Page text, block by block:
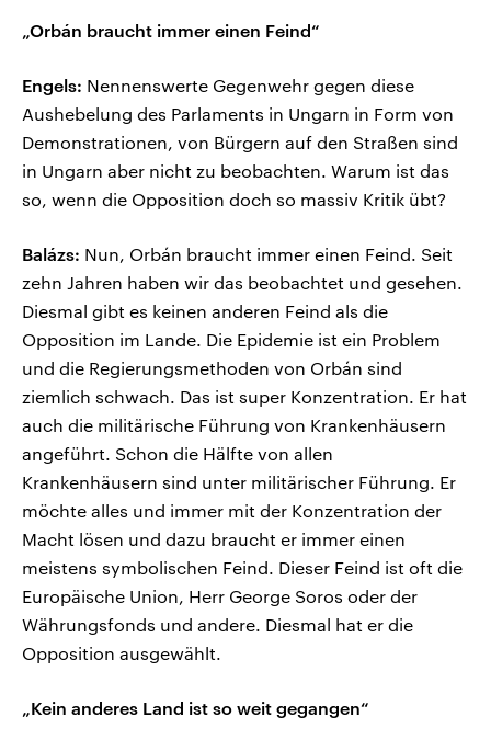
„Orbán braucht immer einen Feind“
Engels: Nennenswerte Gegenwehr gegen diese
Aushebelung des Parlaments in Ungarn in Form von
Demonstrationen, von Bürgern auf den Straßen sind
in Ungarn aber nicht zu beobachten. Warum ist das
so, wenn die Opposition doch so massiv Kritik übt?
Balázs: Nun, Orbán braucht immer einen Feind. Seit
zehn Jahren haben wir das beobachtet und gesehen.
Diesmal gibt es keinen anderen Feind als die
Opposition im Lande. Die Epidemie ist ein Problem
und die Regierungsmethoden von Orbán sind
ziemlich schwach. Das ist super Konzentration. Er hat
auch die militärische Führung von Krankenhäusern
angeführt. Schon die Hälfte von allen
Krankenhäusern sind unter militärischer Führung. Er
möchte alles und immer mit der Konzentration der
Macht lösen und dazu braucht er immer einen
meistens symbolischen Feind. Dieser Feind ist oft die
Europäische Union, Herr George Soros oder der
Währungsfonds und andere. Diesmal hat er die
Opposition ausgewählt.
„Kein anderes Land ist so weit gegangen“